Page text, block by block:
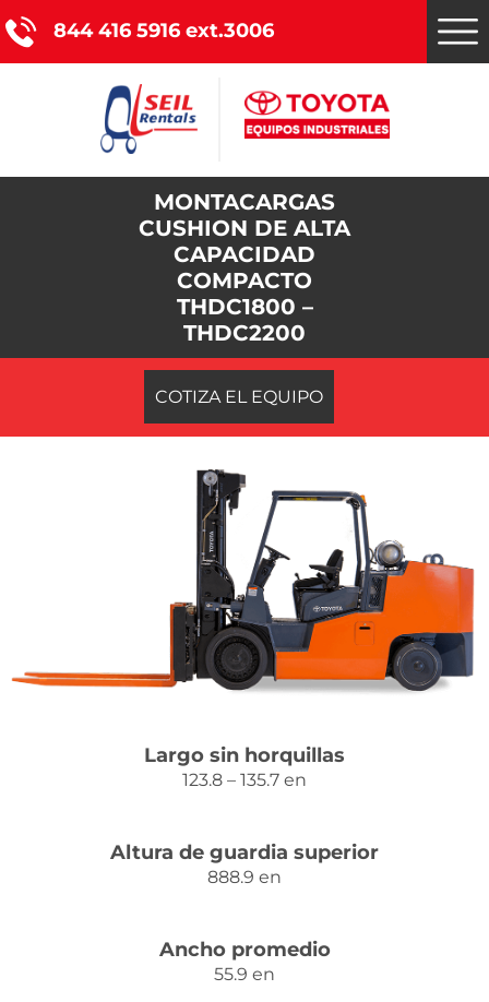
844 416 5916 ext.3006
Montacargas Toyota
Catálogo de productos
Promociones
MONTACARGAS
CUSHION DE ALTA
CAPACIDAD
COMPACTO
THDC1800 –
THDC2200
COTIZA EL EQUIPO
Largo sin horquillas
123.8 – 135.7 en
Altura de guardia superior
888.9 en
Ancho promedio
55.9 en